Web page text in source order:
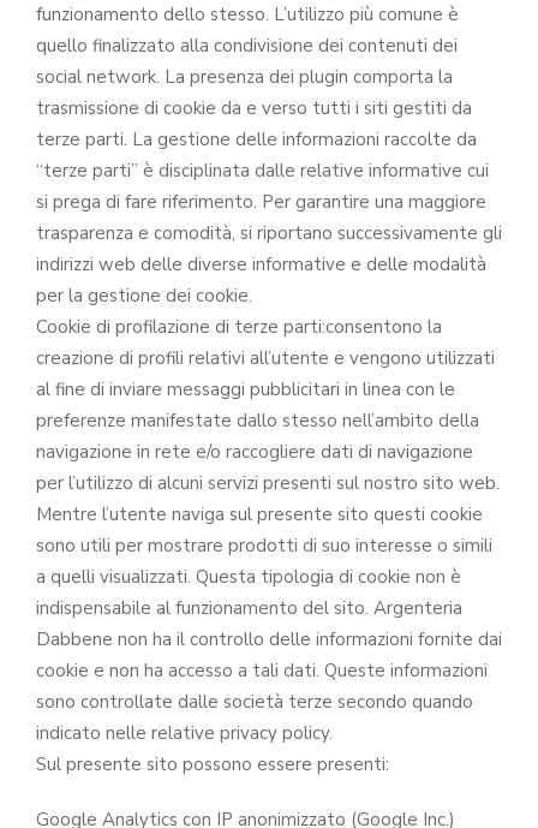
funzionamento dello stesso. L’utilizzo più comune è
quello finalizzato alla condivisione dei contenuti dei
social network. La presenza dei plugin comporta la
trasmissione di cookie da e verso tutti i siti gestiti da
terze parti. La gestione delle informazioni raccolte da
“terze parti” è disciplinata dalle relative informative cui
si prega di fare riferimento. Per garantire una maggiore
trasparenza e comodità, si riportano successivamente gli
indirizzi web delle diverse informative e delle modalità
per la gestione dei cookie.
Cookie di profilazione di terze parti:consentono la
creazione di profili relativi all’utente e vengono utilizzati
al fine di inviare messaggi pubblicitari in linea con le
preferenze manifestate dallo stesso nell’ambito della
navigazione in rete e/o raccogliere dati di navigazione
per l’utilizzo di alcuni servizi presenti sul nostro sito web.
Mentre l’utente naviga sul presente sito questi cookie
sono utili per mostrare prodotti di suo interesse o simili
a quelli visualizzati. Questa tipologia di cookie non è
indispensabile al funzionamento del sito. Argenteria
Dabbene non ha il controllo delle informazioni fornite dai
cookie e non ha accesso a tali dati. Queste informazioni
sono controllate dalle società terze secondo quando
indicato nelle relative privacy policy.
Sul presente sito possono essere presenti:
Google Analytics con IP anonimizzato (Google Inc.)